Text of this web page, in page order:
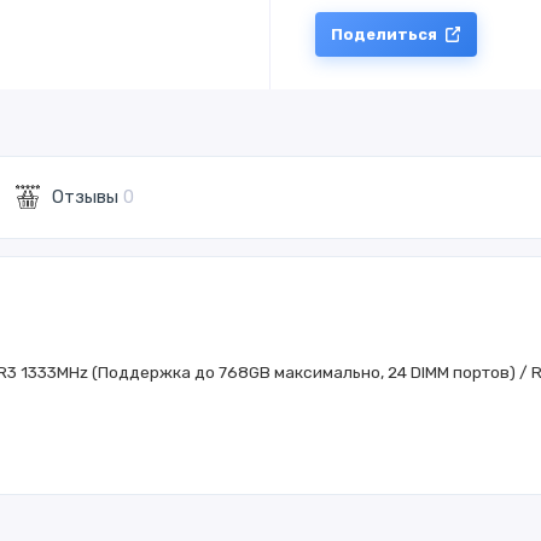
Поделиться
Отзывы 0
1333MHz (Поддержка до 768GB максимально, 24 DIMM портов) /